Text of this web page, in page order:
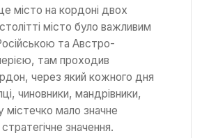
місто на кордоні двох
місто було важливим
та Австро-
там проходив
через який кожного дня
чиновники, мандрівники,
містечко мало значне
значення.